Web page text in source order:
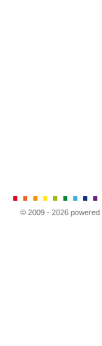
© 2009 - 2026 powered